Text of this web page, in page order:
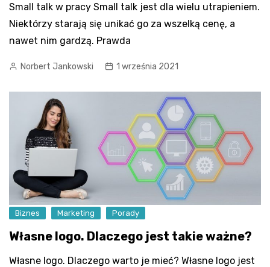
Small talk w pracy Small talk jest dla wielu utrapieniem.
Niektórzy starają się unikać go za wszelką cenę, a
nawet nim gardzą. Prawda
Norbert Jankowski 1 września 2021
Biznes Marketing Porady
Własne logo. Dlaczego jest takie ważne?
Własne logo. Dlaczego warto je mieć? Własne logo jest